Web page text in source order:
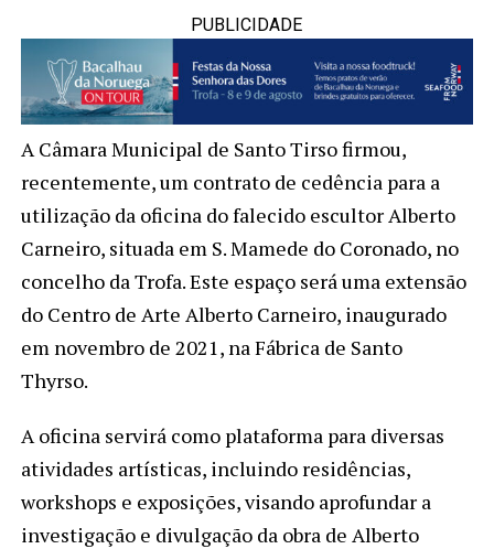
PUBLICIDADE
A Câmara Municipal de Santo Tirso firmou,
recentemente, um contrato de cedência para a
utilização da oficina do falecido escultor Alberto
Carneiro, situada em S. Mamede do Coronado, no
concelho da Trofa. Este espaço será uma extensão
do Centro de Arte Alberto Carneiro, inaugurado
em novembro de 2021, na Fábrica de Santo
Thyrso.
A oficina servirá como plataforma para diversas
atividades artísticas, incluindo residências,
workshops e exposições, visando aprofundar a
investigação e divulgação da obra de Alberto